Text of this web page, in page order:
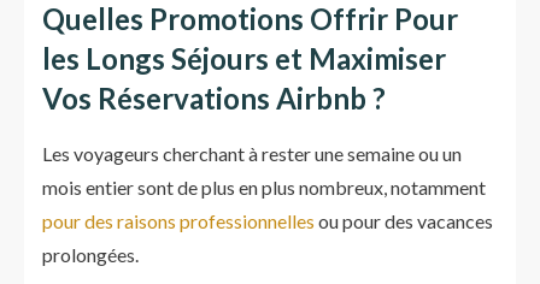
Quelles Promotions Offrir Pour
les Longs Séjours et Maximiser
Vos Réservations Airbnb ?
Les voyageurs cherchant à rester une semaine ou un
mois entier sont de plus en plus nombreux, notamment
pour des raisons professionnelles ou pour des vacances
prolongées.